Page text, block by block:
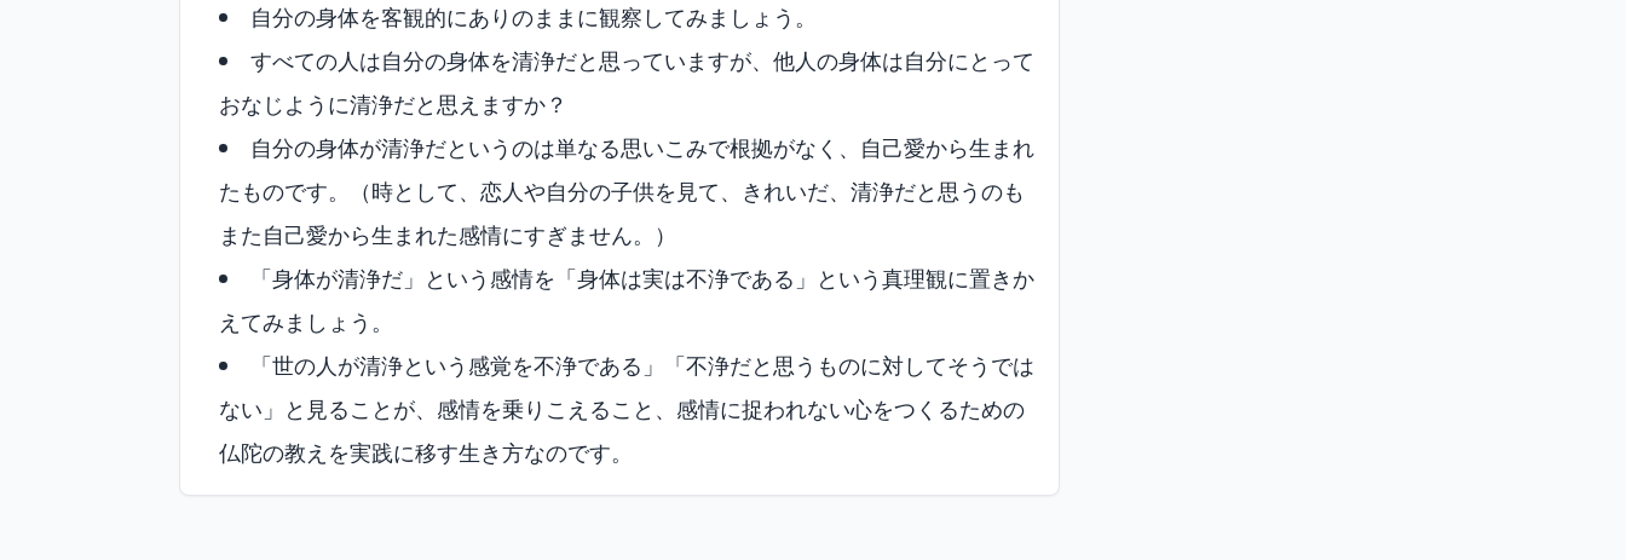
自分の身体を客観的にありのままに観察してみましょう。
すべての人は自分の身体を清浄だと思っていますが、他人の身体は自分にとって
おなじように清浄だと思えますか？
自分の身体が清浄だというのは単なる思いこみで根拠がなく、自己愛から生まれ
たものです。（時として、恋人や自分の子供を見て、きれいだ、清浄だと思うのも
また自己愛から生まれた感情にすぎません。）
「身体が清浄だ」という感情を「身体は実は不浄である」という真理観に置きか
えてみましょう。
「世の人が清浄という感覚を不浄である」「不浄だと思うものに対してそうでは
ない」と見ることが、感情を乗りこえること、感情に捉われない心をつくるための
仏陀の教えを実践に移す生き方なのです。